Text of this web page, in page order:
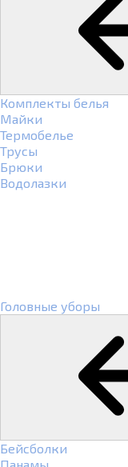
Комплекты белья
Майки
Термобелье
Трусы
Брюки
Водолазки
Головные уборы
Бейсболки